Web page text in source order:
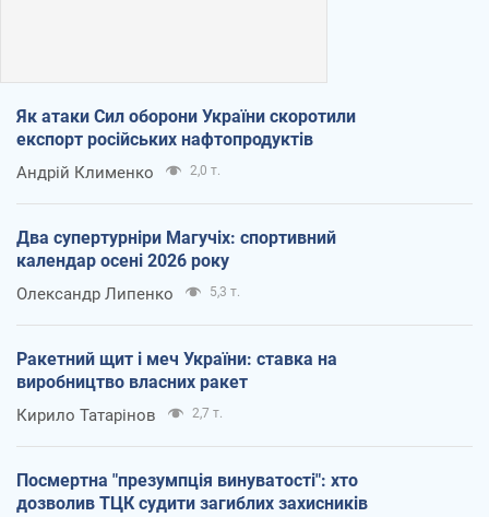
Як атаки Сил оборони України скоротили
експорт російських нафтопродуктів
Андрій Клименко 2,0 т.
Два супертурніри Магучіх: спортивний
календар осені 2026 року
Олександр Липенко 5,3 т.
Ракетний щит і меч України: ставка на
виробництво власних ракет
Кирило Татарінов 2,7 т.
Посмертна "презумпція винуватості": хто
дозволив ТЦК судити загиблих захисників